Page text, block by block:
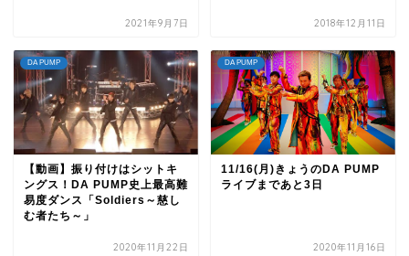
2021年9月7日 2018年12月11日
DA PUMP
【動画】振り付けはシットキ
ングス！DA PUMP史上最高難
易度ダンス「Soldiers～慈し
む者たち～」
2020年11月22日
DA PUMP
11/16(月)きょうのDA PUMP
ライブまであと3日
2020年11月16日